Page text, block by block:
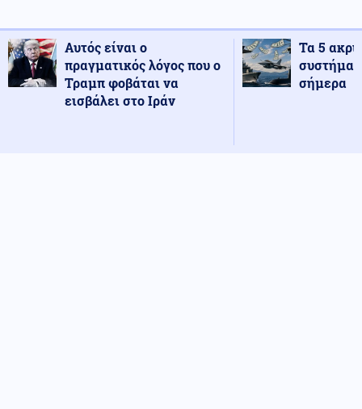
Αυτός είναι ο
πραγματικός λόγος που ο
Τραμπ φοβάται να
εισβάλει στο Ιράν
Τα 5
σήμερα